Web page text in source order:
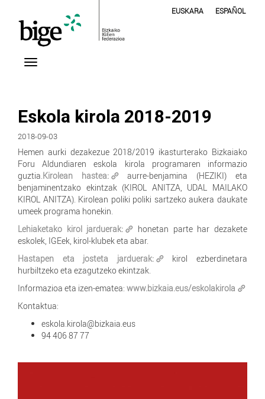
EUSKARA ESPAÑOL
Eskola kirola 2018-2019
2018-09-03
Hemen aurki dezakezue 2018/2019 ikasturterako Bizkaiako
Foru Aldundiaren eskola kirola programaren informazio
guztia.Kirolean hastea:
aurre-benjamina (HEZIKI) eta
benjaminentzako ekintzak (KIROL ANITZA, UDAL MAILAKO
KIROL ANITZA). Kirolean poliki poliki sartzeko aukera daukate
umeek programa honekin.
Lehiaketako kirol jarduerak:
honetan parte har dezakete
eskolek, IGEek, kirol-klubek eta abar.
Hastapen eta josteta jarduerak:
kirol ezberdinetara
hurbiltzeko eta ezagutzeko ekintzak.
Informazioa eta izen-ematea: www.bizkaia.eus/eskolakirola
Kontaktua:
eskola.kirola@bizkaia.eus
94 406 87 77